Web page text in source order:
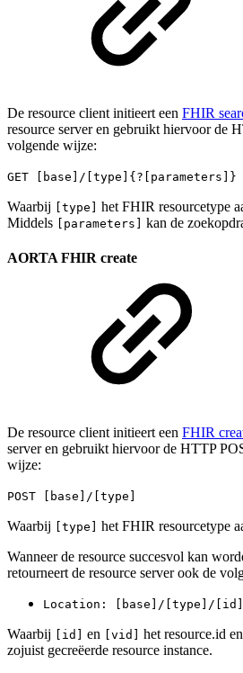
De resource client initieert een FHIR
resource server en gebruikt hiervoor de
volgende wijze:
GET [base]/[type]{?[parameters]}
Waarbij [type]
het FHIR resourcetype
Middels
[parameters] kan de
AORTA FHIR create
De resource client initieert een FHIR
server en gebruikt hiervoor de HTTP
wijze:
POST [base]/[type]
Waarbij [type] het FHIR resourcetype
Wanneer de resource succesvol kan
retourneert de resource server ook de
Location: [base]/[type]/
Waarbij [id] en [vid] het resource.id
zojuist gecreëerde resource instance.